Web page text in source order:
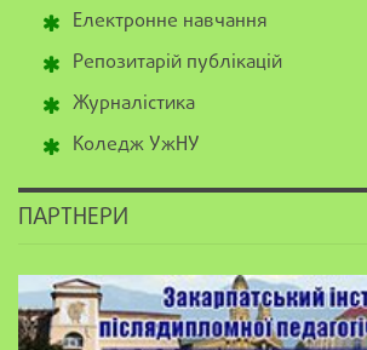
Електронне навчання
Репозитарій публікацій
Журналістика
Коледж УжНУ
ПАРТНЕРИ